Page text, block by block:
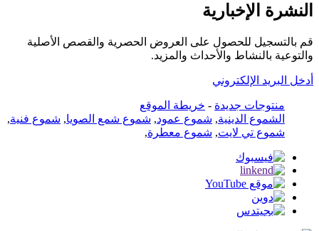
النشرة الإخبارية
قم بالتسجيل للحصول على العروض الحصرية والقصص الأصلية
والتوعية بالنشاط والأحداث والمزيد.
أدخل البريد الإلكتروني
منتوجات جديدة - خريطة الموقع
الشموع الدينية, شموع عمود, شموع شمع الصويا, شموع فنية,
شموع تي لايت, شموع معطرة,